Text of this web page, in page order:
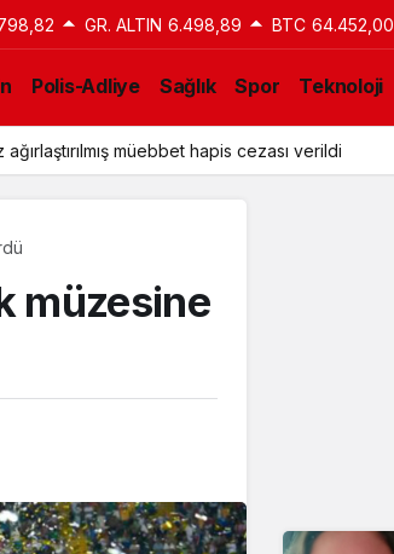
GR. ALTIN 6.498,89 BTC 64.452,00
Polis-Adliye Sağlık Spor Teknoloji
müebbet hapis cezası verildi
müzesine